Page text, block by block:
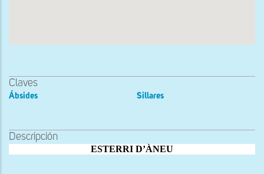
Claves
Ábsides Sillares
Descripción
ESTERRI D’ÀNEU